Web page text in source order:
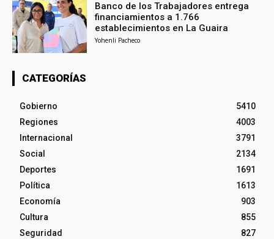
Banco de los Trabajadores entrega
financiamientos a 1.766
establecimientos en La Guaira
Yohenli Pacheco
CATEGORÍAS
Gobierno
5410
Regiones
4003
Internacional
3791
Social
2134
Deportes
1691
Política
1613
Economía
903
Cultura
855
Seguridad
827